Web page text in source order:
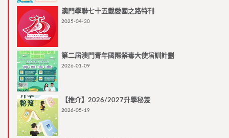
澳門學聯七十五載愛國之路特刊
2025-04-30
第二屆澳門青年國際禁毒大使培訓計劃
2026-01-09
【推介】2026/2027升學秘笈
2026-05-19